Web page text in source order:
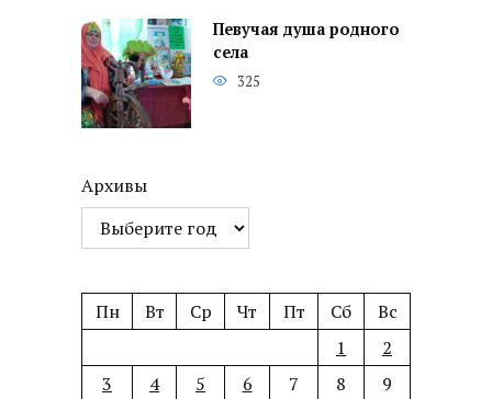
Певучая душа родного
села
325
Архивы
Пн Вт Ср Чт Пт Сб
Вс
1
2
3
4 5 6 7 8
9